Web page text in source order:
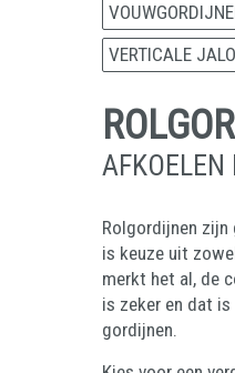
VERTICALE
AFKOELEN
Rolgordijnen
is keuze uit
merkt het al, de
is zeker en dat
gordijnen.